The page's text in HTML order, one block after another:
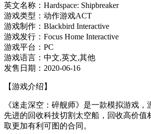
英文名称：Hardspace: Shipbreaker
游戏类型：动作游戏ACT
游戏制作：Blackbird Interactive
游戏发行：Focus Home Interactive
游戏平台：PC
游戏语言：中文,英文,其他
发售日期：2020-06-16
【游戏介绍】
《迷走深空：碎舰师》是一款模拟游戏
先进的回收科技切割太空船，回收高价值
取更加有利可图的合同。